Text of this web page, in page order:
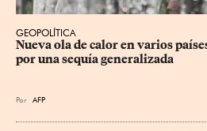
GEOPOLÍTICA
Nueva ola de calor en varios
por una sequía generalizada
Por AFP